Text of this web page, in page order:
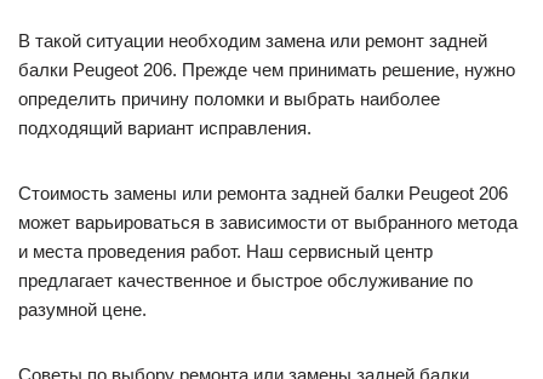
В такой ситуации необходим замена или ремонт задней
балки Peugeot 206. Прежде чем принимать решение, нужно
определить причину поломки и выбрать наиболее
подходящий вариант исправления.
Стоимость замены или ремонта задней балки Peugeot 206
может варьироваться в зависимости от выбранного метода
и места проведения работ. Наш сервисный центр
предлагает качественное и быстрое обслуживание по
разумной цене.
Советы по выбору ремонта или замены задней балки